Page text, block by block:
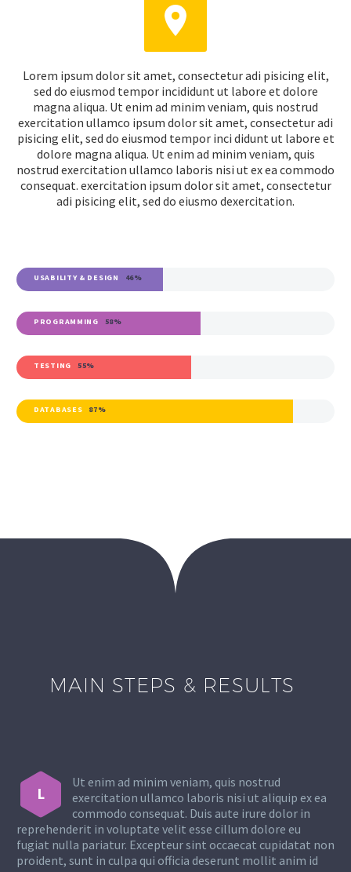


Lorem ipsum dolor sit amet, consectetur adi pisicing elit,
sed do eiusmod tempor incididunt ut labore et dolore
magna aliqua. Ut enim ad minim veniam, quis nostrud
exercitation ullamco ipsum dolor sit amet, consectetur adi
pisicing elit, sed do eiusmod tempor inci didunt ut labore et
dolore magna aliqua. Ut enim ad minim veniam, quis
nostrud exercitation ullamco laboris nisi ut ex ea commodo
consequat. exercitation ipsum dolor sit amet, consectetur
adi pisicing elit, sed do eiusmo dexercitation.
USABILITY & DESIGN 46%
PROGRAMMING 58%
TESTING 55%
DATABASES 87%
MAIN STEPS & RESULTS
L
Ut enim ad minim veniam, quis nostrud
exercitation ullamco laboris nisi ut aliquip ex ea
commodo consequat. Duis aute irure dolor in
reprehenderit in voluptate velit esse cillum dolore eu
fugiat nulla pariatur. Excepteur sint occaecat cupidatat non
proident, sunt in culpa qui officia deserunt mollit anim id